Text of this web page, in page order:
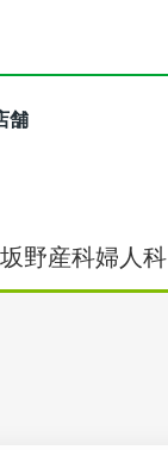
舗
野産科婦人科